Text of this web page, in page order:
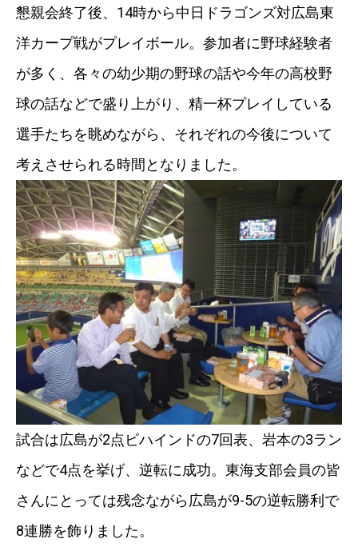
懇親会終了後、14時から中日ドラゴンズ対広島東
洋カープ戦がプレイボール。参加者に野球経験者
が多く、各々の幼少期の野球の話や今年の高校野
球の話などで盛り上がり、精一杯プレイしている
選手たちを眺めながら、それぞれの今後について
考えさせられる時間となりました。
試合は広島が2点ビハインドの7回表、岩本の3ラン
などで4点を挙げ、逆転に成功。東海支部会員の皆
さんにとっては残念ながら広島が9-5の逆転勝利で
8連勝を飾りました。